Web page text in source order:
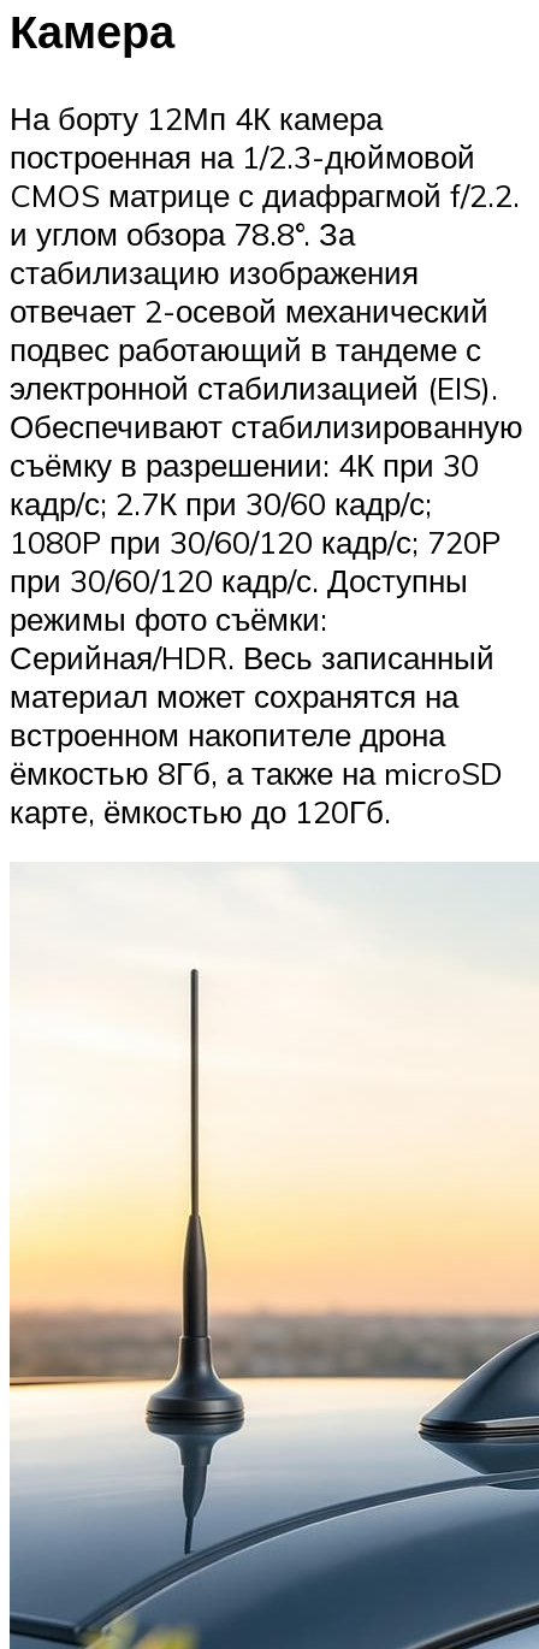
Камера
На борту 12Мп 4К камера
построенная на 1/2.3-дюймовой
CMOS матрице с диафрагмой f/2.2.
и углом обзора 78.8°. За
стабилизацию изображения
отвечает 2-осевой механический
подвес работающий в тандеме с
электронной стабилизацией (EIS).
Обеспечивают стабилизированную
съёмку в разрешении: 4К при 30
кадр/с; 2.7К при 30/60 кадр/с;
1080P при 30/60/120 кадр/с; 720P
при 30/60/120 кадр/с. Доступны
режимы фото съёмки:
Серийная/HDR. Весь записанный
материал может сохранятся на
встроенном накопителе дрона
ёмкостью 8Гб, а также на microSD
карте, ёмкостью до 120Гб.